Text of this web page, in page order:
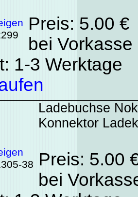
Preis: 5.00
bei
1-3 Werktage
38
Ladebuchse
Konnektor
Preis: 5.00
bei